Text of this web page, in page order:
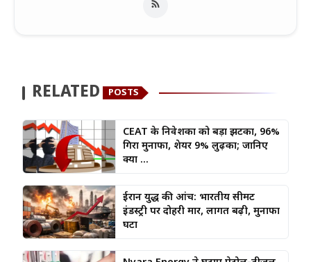
RELATED POSTS
CEAT के निवेशकों को बड़ा झटका, 96%
गिरा मुनाफा, शेयर 9% लुढ़का; जानिए
क्या ...
ईरान युद्ध की आंच: भारतीय सीमेंट
इंडस्ट्री पर दोहरी मार, लागत बढ़ी, मुनाफा
घटा